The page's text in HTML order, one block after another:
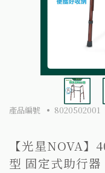
產品編號 8020502001
【光星NOVA
型 固定式助行器